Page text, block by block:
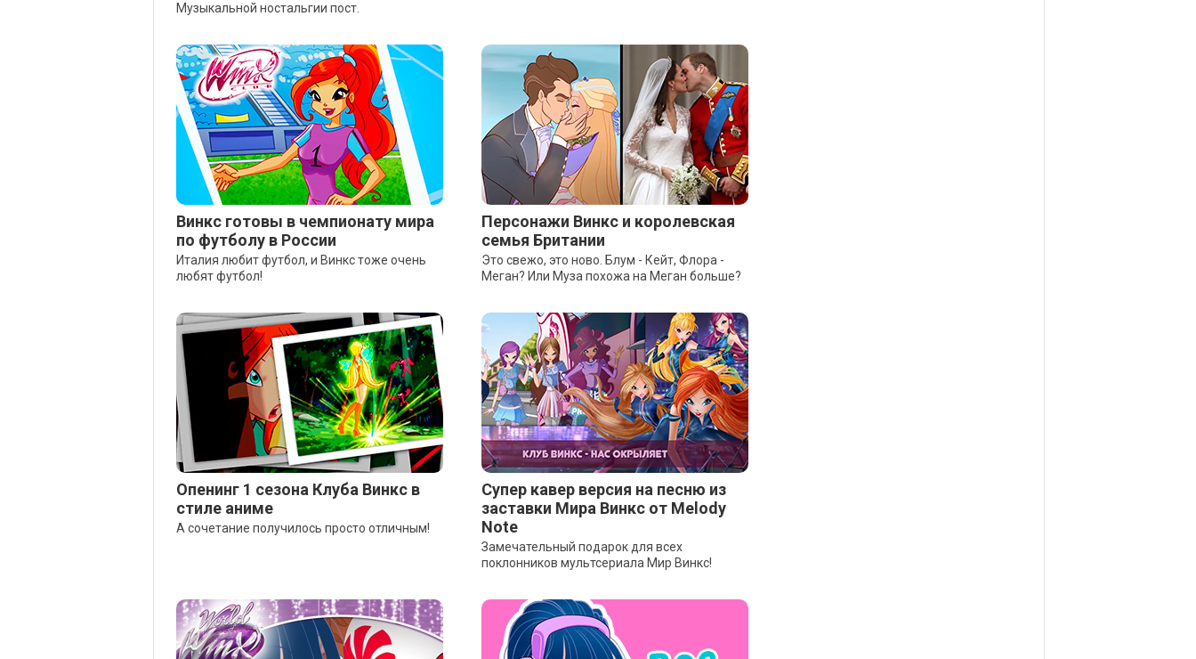
Музыкальной ностальгии пост.
Винкс готовы в чемпионату мира
по футболу в России
Италия любит футбол, и Винкс тоже очень
любят футбол!
Персонажи Винкс и королевская
семья Британии
Это свежо, это ново. Блум - Кейт, Флора -
Меган? Или Муза похожа на Меган больше?
Опенинг 1 сезона Клуба Винкс в
стиле аниме
А сочетание получилось просто отличным!
Супер кавер версия на песню из
заставки Мира Винкс от Melody
Note
Замечательный подарок для всех
поклонников мультсериала Мир Винкс!